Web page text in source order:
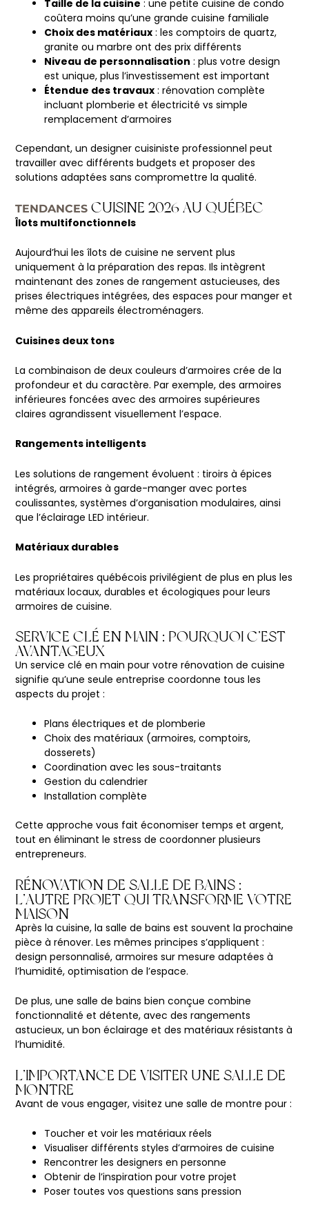
Taille de la cuisine : une petite cuisine de condo
coûtera moins qu’une grande cuisine familiale
Choix des matériaux : les comptoirs de quartz,
granite ou marbre ont des prix différents
Niveau de personnalisation : plus votre design
est unique, plus l’investissement est important
Étendue des travaux : rénovation complète
incluant plomberie et électricité vs simple
remplacement d’armoires
Cependant, un designer cuisiniste professionnel peut
travailler avec différents budgets et proposer des
solutions adaptées sans compromettre la qualité.
TENDANCES CUISINE 2026 AU QUÉBEC
Îlots multifonctionnels
Aujourd’hui les îlots de cuisine ne servent plus
uniquement à la préparation des repas. Ils intègrent
maintenant des zones de rangement astucieuses, des
prises électriques intégrées, des espaces pour manger et
même des appareils électroménagers.
Cuisines deux tons
La combinaison de deux couleurs d’armoires crée de la
profondeur et du caractère. Par exemple, des armoires
inférieures foncées avec des armoires supérieures
claires agrandissent visuellement l’espace.
Rangements intelligents
Les solutions de rangement évoluent : tiroirs à épices
intégrés, armoires à garde-manger avec portes
coulissantes, systèmes d’organisation modulaires, ainsi
que l’éclairage LED intérieur.
Matériaux durables
Les propriétaires québécois privilégient de plus en plus les
matériaux locaux, durables et écologiques pour leurs
armoires de cuisine.
SERVICE CLÉ EN MAIN : POURQUOI C’EST
AVANTAGEUX
Un service clé en main pour votre rénovation de cuisine
signifie qu’une seule entreprise coordonne tous les
aspects du projet :
Plans électriques et de plomberie
Choix des matériaux (armoires, comptoirs,
dosserets)
Coordination avec les sous-traitants
Gestion du calendrier
Installation complète
Cette approche vous fait économiser temps et argent,
tout en éliminant le stress de coordonner plusieurs
entrepreneurs.
RÉNOVATION DE SALLE DE BAINS :
L’AUTRE PROJET QUI TRANSFORME VOTRE
MAISON
Après la cuisine, la salle de bains est souvent la prochaine
pièce à rénover. Les mêmes principes s’appliquent :
design personnalisé, armoires sur mesure adaptées à
l’humidité, optimisation de l’espace.
De plus, une salle de bains bien conçue combine
fonctionnalité et détente, avec des rangements
astucieux, un bon éclairage et des matériaux résistants à
l’humidité.
L’IMPORTANCE DE VISITER UNE SALLE DE
MONTRE
Avant de vous engager, visitez une salle de montre pour :
Toucher et voir les matériaux réels
Visualiser différents styles d’armoires de cuisine
Rencontrer les designers en personne
Obtenir de l’inspiration pour votre projet
Poser toutes vos questions sans pression